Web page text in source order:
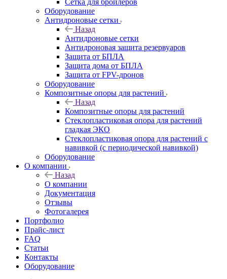
Сетка для бройлеров
Оборудование
Антидроновые сетки
Назад
Антидроновые сетки
Антидроновая защита резервуаров
Защита от БПЛА
Защита дома от БПЛА
Защита от FPV-дронов
Оборудование
Композитные опоры для растений
Назад
Композитные опоры для растений
Стеклопластиковая опора для растений
гладкая ЭКО
Стеклопластиковая опора для растений с
навивкой (с периодической навивкой)
Оборудование
О компании
Назад
О компании
Документация
Отзывы
Фотогалерея
Портфолио
Прайс-лист
FAQ
Статьи
Контакты
Оборудование